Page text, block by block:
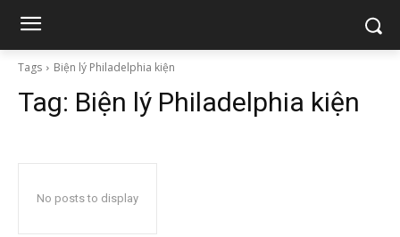
Tags Biện lý Philadelphia kiện
Tag: Biện lý Philadelphia kiện
No posts to display